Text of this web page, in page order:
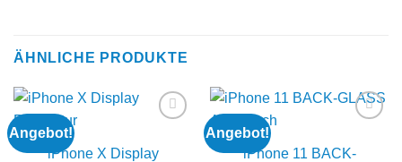
ÄHNLICHE PRODUKTE
Angebot!
iPhone X Display
Angebot!
iPhone 11 BACK-